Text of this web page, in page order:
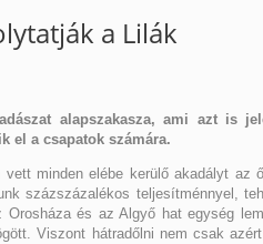
a Lilák
alapszakasza, ami azt is
el a csapatok számára.
vett minden elébe kerülő akadályt
százszázalékos teljesítménnyel,
és az Algyő hat egység
Viszont hátradőlni nem csak